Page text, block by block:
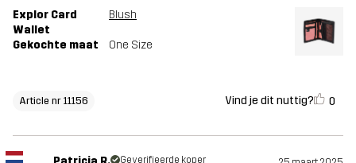
Explor Card
Wallet
Blush
Gekochte maat One Size
Article nr 11156 Vind je dit nuttig? 0
Geverifieerde koper